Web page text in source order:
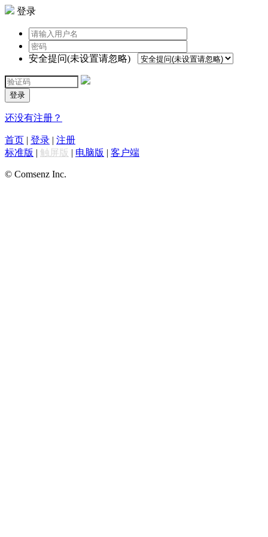
登录
安全提问(未设置请忽略)
登录
还没有注册？
首页 | 登录 | 注册
标准版 | 触屏版 | 电脑版 | 客户端
© Comsenz Inc.